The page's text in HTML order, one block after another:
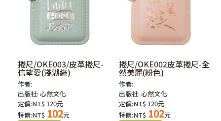
捲尺/OKE003/皮革捲尺-
信望愛(淺湖綠)
作者:
出版社:心然文化
定價:NT$ 120元
特價:NT$ 102元
捲尺/OKE002皮革捲尺-全
然美麗(粉色)
作者:
出版社:心然文化
定價:NT$ 120元
特價:NT$ 102元